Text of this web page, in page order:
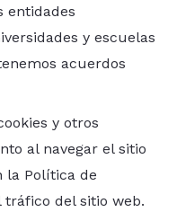
entidades
y escuelas
acuerdos
y otros
al navegar el sitio
la Política de
tráfico del sitio web.